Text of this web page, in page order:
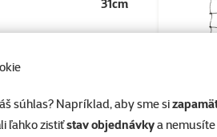
súhlas? Napríklad, aby sme si
ľahko zistiťstav objednávkya
31cm
43cm